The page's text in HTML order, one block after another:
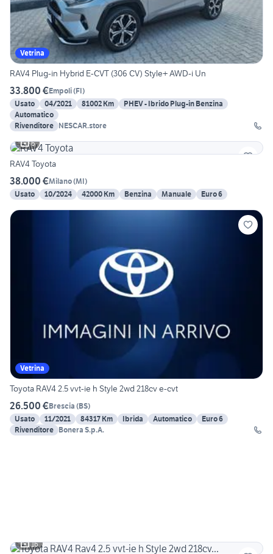
Vetrina
RAV4 Plug-in Hybrid E-CVT (306 CV) Style+ AWD-i Un
33.800 €Empoli(FI)
Usato
04/2021 81002 Km
PHEV - Ibrido Plug-in Benzina
Automatico
Rivenditore NESCAR.store
6
RAV4 Toyota
38.000 €Milano(MI)
Usato
10/2024 42000 Km Benzina Manuale Euro 6
Vetrina
Toyota RAV4 2.5 vvt-ie h Style 2wd 218cv e-cvt
26.500 €Brescia (BS)
Usato
11/2021 84317 Km Ibrida Automatico
Euro 6
Rivenditore Bonera S.p.A.
16